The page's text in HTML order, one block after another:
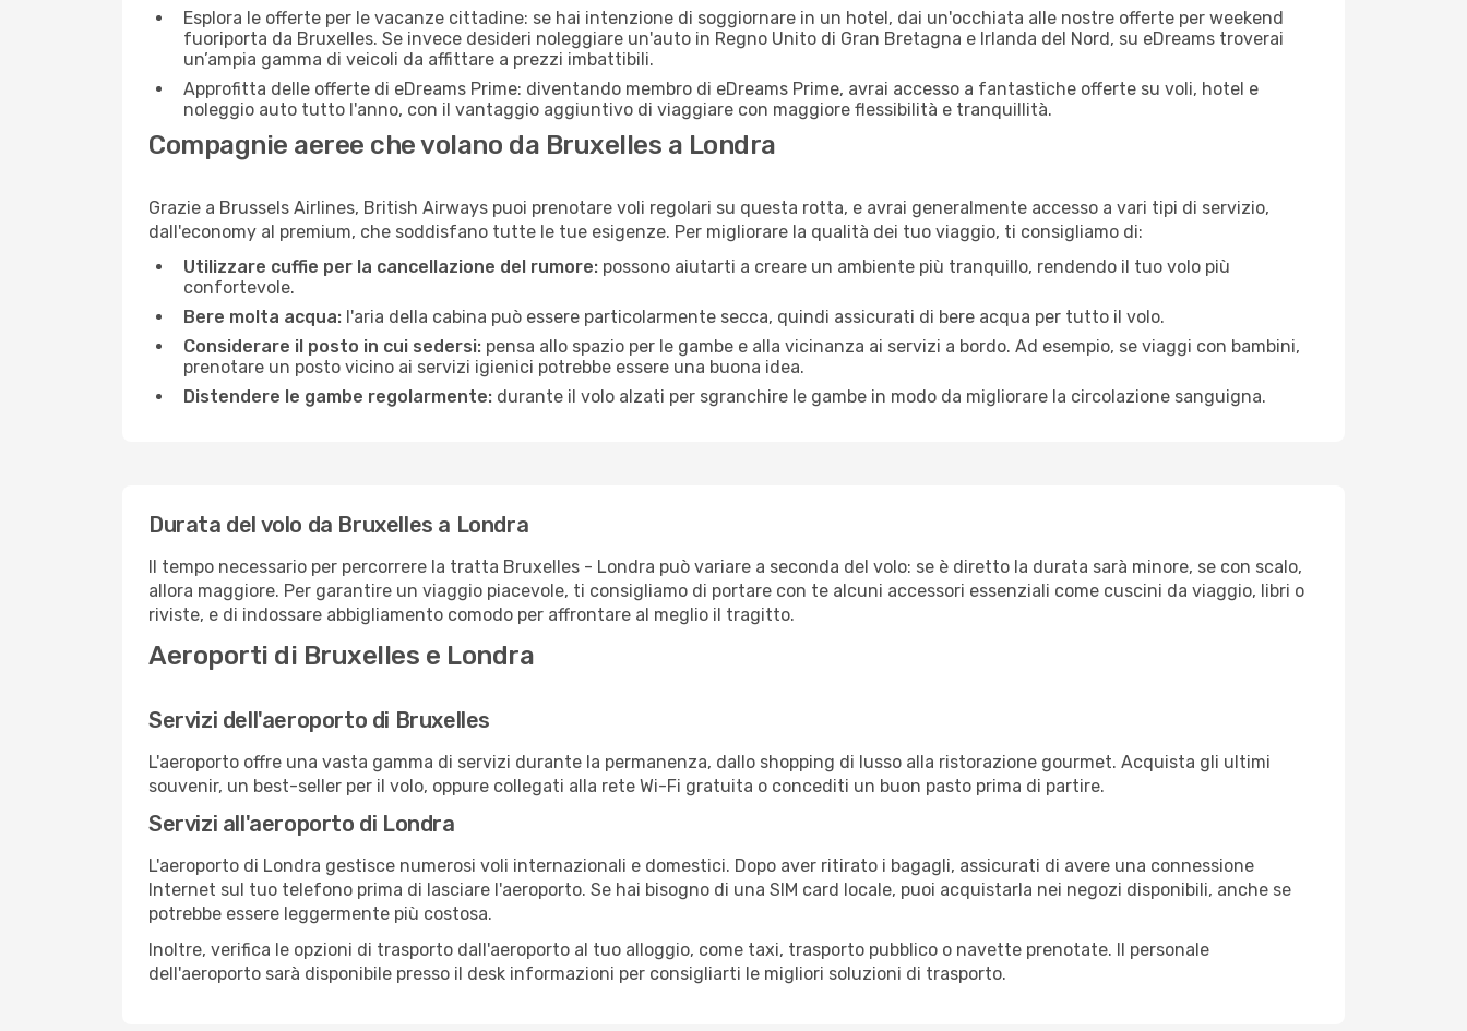
Esplora le offerte per le vacanze cittadine: se hai intenzione di soggiornare in un hotel, dai un'occhiata alle nostre offerte per weekend
fuoriporta da Bruxelles. Se invece desideri noleggiare un'auto in Regno Unito di Gran Bretagna e Irlanda del Nord, su eDreams troverai
un’ampia gamma di veicoli da affittare a prezzi imbattibili.
Approfitta delle offerte di eDreams Prime: diventando membro di eDreams Prime, avrai accesso a fantastiche offerte su voli, hotel e
noleggio auto tutto l'anno, con il vantaggio aggiuntivo di viaggiare con maggiore flessibilità e tranquillità.
Compagnie aeree che volano da Bruxelles a Londra
Grazie a Brussels Airlines, British Airways puoi prenotare voli regolari su questa rotta, e avrai generalmente accesso a vari tipi di servizio,
dall'economy al premium, che soddisfano tutte le tue esigenze. Per migliorare la qualità dei tuo viaggio, ti consigliamo di:
Utilizzare cuffie per la cancellazione del rumore: possono aiutarti a creare un ambiente più tranquillo, rendendo il tuo volo più
confortevole.
Bere molta acqua: l'aria della cabina può essere particolarmente secca, quindi assicurati di bere acqua per tutto il volo.
Considerare il posto in cui sedersi: pensa allo spazio per le gambe e alla vicinanza ai servizi a bordo. Ad esempio, se viaggi con bambini,
prenotare un posto vicino ai servizi igienici potrebbe essere una buona idea.
Distendere le gambe regolarmente: durante il volo alzati per sgranchire le gambe in modo da migliorare la circolazione sanguigna.
Durata del volo da Bruxelles a Londra
Il tempo necessario per percorrere la tratta Bruxelles - Londra può variare a seconda del volo: se è diretto la durata sarà minore, se con scalo,
allora maggiore. Per garantire un viaggio piacevole, ti consigliamo di portare con te alcuni accessori essenziali come cuscini da viaggio, libri o
riviste, e di indossare abbigliamento comodo per affrontare al meglio il tragitto.
Aeroporti di Bruxelles e Londra
Servizi dell'aeroporto di Bruxelles
L'aeroporto offre una vasta gamma di servizi durante la permanenza, dallo shopping di lusso alla ristorazione gourmet. Acquista gli ultimi
souvenir, un best-seller per il volo, oppure collegati alla rete Wi-Fi gratuita o concediti un buon pasto prima di partire.
Servizi all'aeroporto di Londra
L'aeroporto di Londra gestisce numerosi voli internazionali e domestici. Dopo aver ritirato i bagagli, assicurati di avere una connessione
Internet sul tuo telefono prima di lasciare l'aeroporto. Se hai bisogno di una SIM card locale, puoi acquistarla nei negozi disponibili, anche se
potrebbe essere leggermente più costosa.
Inoltre, verifica le opzioni di trasporto dall'aeroporto al tuo alloggio, come taxi, trasporto pubblico o navette prenotate. Il personale
dell'aeroporto sarà disponibile presso il desk informazioni per consigliarti le migliori soluzioni di trasporto.